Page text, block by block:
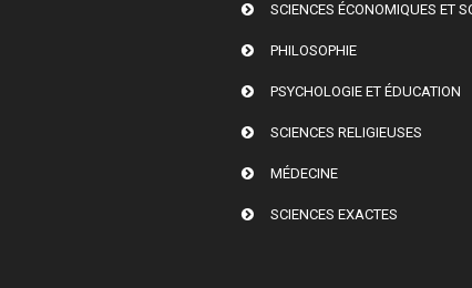
SCIENCES ÉCONOMIQUES ET
PHILOSOPHIE
PSYCHOLOGIE ET ÉDUCATION
SCIENCES RELIGIEUSES
MÉDECINE
SCIENCES EXACTES